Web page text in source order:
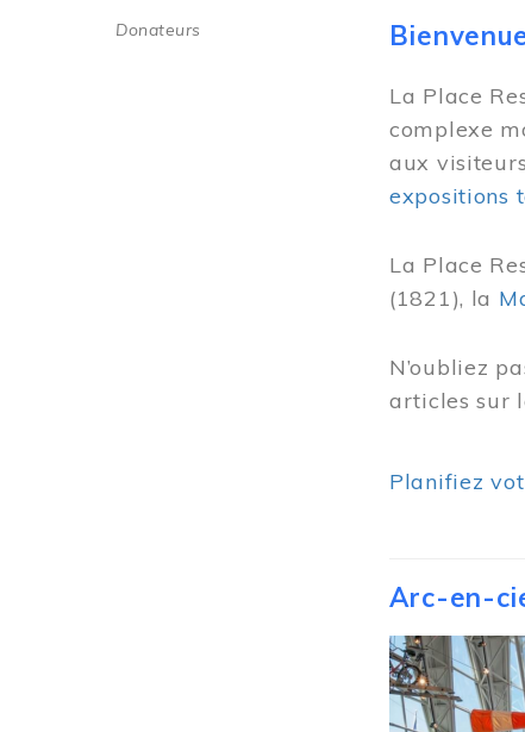
Donateurs
La Place
complexe
aux
expositions
La Place
(1821), la
N’oubliez
articles sur
Planifiez
Arc-en-
Image